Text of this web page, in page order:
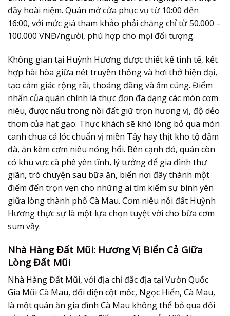
đầy hoài niệm. Quán mở cửa phục vụ từ 10:00 đến
16:00, với mức giá tham khảo phải chăng chỉ từ 50.000 –
100.000 VNĐ/người, phù hợp cho mọi đối tượng.
Không gian tại Huỳnh Hương được thiết kế tinh tế, kết
hợp hài hòa giữa nét truyền thống và hơi thở hiện đại,
tạo cảm giác rộng rãi, thoáng đãng và ấm cúng. Điểm
nhấn của quán chính là thực đơn đa dạng các món cơm
niêu, được nấu trong nồi đất giữ trọn hương vị, độ dẻo
thơm của hạt gạo. Thực khách sẽ khó lòng bỏ qua món
canh chua cá lóc chuẩn vị miền Tây hay thịt kho tộ đậm
đà, ăn kèm cơm niêu nóng hổi. Bên cạnh đó, quán còn
có khu vực cà phê yên tĩnh, lý tưởng để gia đình thư
giãn, trò chuyện sau bữa ăn, biến nơi đây thành một
điểm đến trọn vẹn cho những ai tìm kiếm sự bình yên
giữa lòng thành phố Cà Mau. Cơm niêu nồi đất Huỳnh
Hương thực sự là một lựa chọn tuyệt vời cho bữa cơm
sum vầy.
Nhà Hàng Đất Mũi: Hương Vị Biển Cả Giữa
Lòng Đất Mũi
Nhà Hàng Đất Mũi, với địa chỉ đắc địa tại Vườn Quốc
Gia Mũi Cà Mau, đối diện cột mốc, Ngọc Hiển, Cà Mau,
là mộtquán ăn gia đình Cà Mau không thể bỏ qua đối